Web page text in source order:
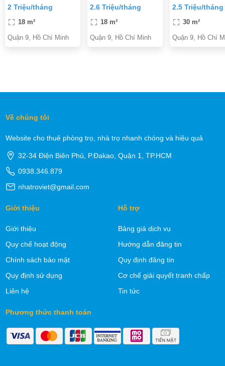
và khuôn viên sân
vườn xanh mát
2 Triệu/tháng
18 m²
Quận 9, Hồ Chí Minh
HCM
2.6 Triệu/tháng
18 m²
Quận 9, Hồ Chí Minh
Giờ giấc tự do,
trống ở ngay
2.5 Triệu/tháng
30 m²
Quận 9, Hồ Chí
Về chúng tôi
Website cho thuê phòng trọ, nhà trọ nhanh chóng và hiệu quả
32-34 Điện Biên Phủ, P.Đakao, Quận 1, TP.HCM
0938.346.879
nhatroviet@gmail.com
Giới thiệu
Giới thiệu
Quy chế hoạt động
Chính sách bảo mật
Quy định sử dụng
Liên hệ
Hỗ trợ
Bảng giá dịch vụ
Hướng dẫn đăng tin
Quy định đăng tin
Cơ chế giải quyết tranh chấp
Tin tức
Phương thức thanh toán